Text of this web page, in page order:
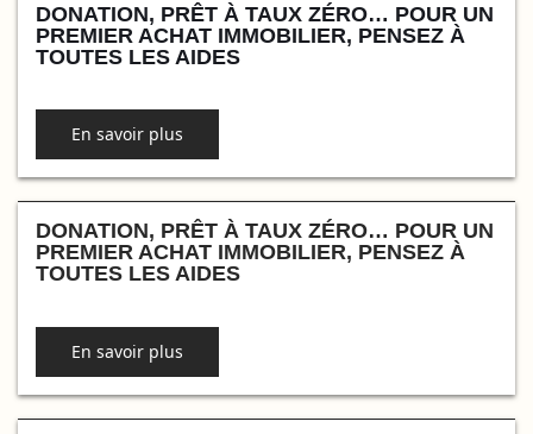
DONATION, PRÊT À TAUX ZÉRO… POUR UN
PREMIER ACHAT IMMOBILIER, PENSEZ À
TOUTES LES AIDES
En savoir plus
DONATION, PRÊT À TAUX ZÉRO… POUR UN
PREMIER ACHAT IMMOBILIER, PENSEZ À
TOUTES LES AIDES
En savoir plus